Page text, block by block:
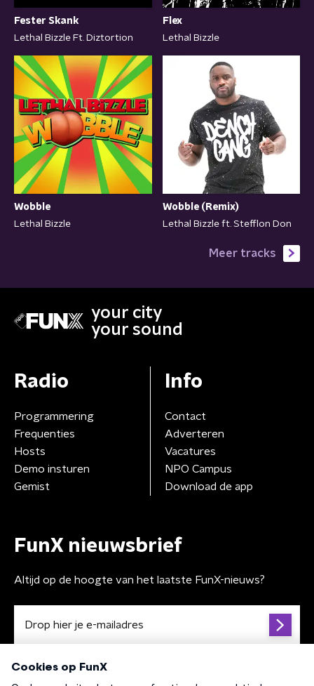
Fester Skank
Lethal Bizzle Ft. Diztortion
Flex
Lethal Bizzle
Wobble
Lethal Bizzle
Wobble (Remix)
Lethal Bizzle ft. Stefflon Don
Meer tracks
your city
your sound
Radio
Programmering
Frequenties
Hosts
Demo insturen
Gemist
Info
Contact
Adverteren
Vacatures
NPO Campus
Download de app
FunX nieuwsbrief
Altijd op de hoogte van het laatste FunX-nieuws?